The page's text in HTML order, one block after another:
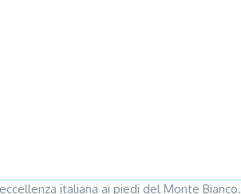
italiana ai piedi del Monte Bianco.